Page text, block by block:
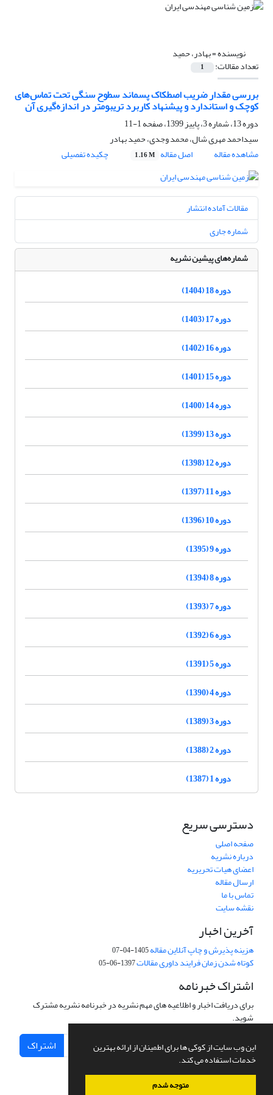
این وب سایت از کوکی ها برای اطمینان از ارائه بهترین
خدمات استفاده می کند.
متوجه شدم
نویسنده =بهادر، حمید
تعداد مقالات: 1
بررسی مقدار ضریب اصطکاک پسماند سطوح سنگی تحت تماس‌های
کوچک و استاندارد و پیشنهاد کاربرد تریبومتر در اندازه‌گیری آن
دوره 13، شماره 3، پاییز 1399، صفحه
1-11
سیداحمد مهری شال، محمد وجدی، حمید بهادر
مشاهده مقاله
اصل مقاله 1.16 M چکیده تفصیلی
مقالات آماده انتشار
شماره جاری
شماره‌های پیشین نشریه
دوره 18 (1404)
دوره 17 (1403)
دوره 16 (1402)
دوره 15 (1401)
دوره 14 (1400)
دوره 13 (1399)
دوره 12 (1398)
دوره 11 (1397)
دوره 10 (1396)
دوره 9 (1395)
دوره 8 (1394)
دوره 7 (1393)
دوره 6 (1392)
دوره 5 (1391)
دوره 4 (1390)
دوره 3 (1389)
دوره 2 (1388)
دوره 1 (1387)
دسترسی سریع
صفحه اصلی
درباره نشریه
اعضای هیات تحریریه
ارسال مقاله
تماس با ما
نقشه سایت
آخرین اخبار
هزینه پذیرش و چاپ آنلاین مقاله1405-04-07
کوتاه شدن زمان فرایند داوری مقالات1397-06-05
اشتراک خبرنامه
برای دریافت اخبار و اطلاعیه های مهم نشریه در خبرنامه نشریه مشترک
شوید.
اشتراک